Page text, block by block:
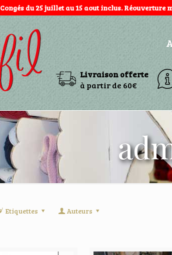
Congés du 25 juillet au 15 aout inclus. Réouverture
Livraison offerte
à partir de 60€
Etiquettes Auteurs